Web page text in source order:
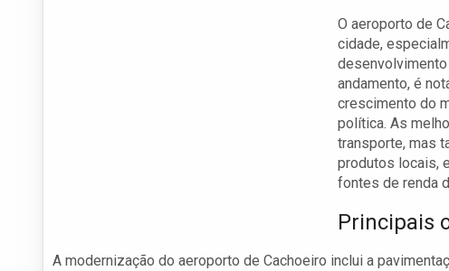
O aeroporto de
cidade,
andamento, é
crescimento do
política. As
transporte, mas
produtos locais,
fontes de renda
Principais
A modernização do aeroporto de Cachoeiro inclui a